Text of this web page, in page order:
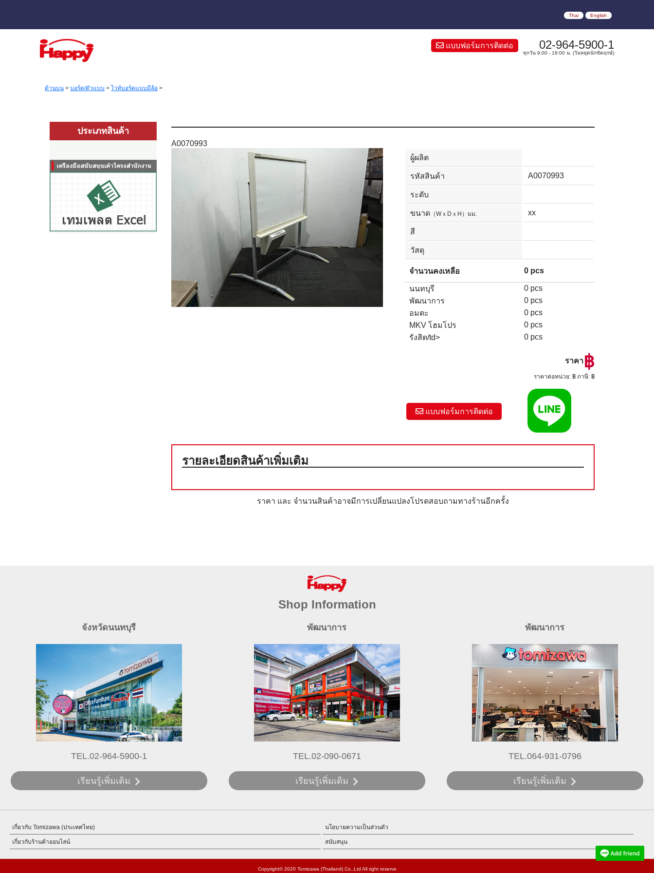
Thai English
แบบฟอร์มการติดต่อ 02-964-5900-1
ทุกวัน 9:00 - 18:00 น. (วันหยุดนักขัตฤกษ์)
ด้านบน > บอร์ด/ตัวแบบ >ไวท์บอร์ดแบบมีล้อ >
A0070993
จำนวนคงเหลือ 0 pcs
นนทบุรี
0 pcs
พัฒนาการ
0 pcs
อมตะ
0 pcs
MKV โฮมโปร
0 pcs
รังสิต/td>
0 pcs
ราคา฿
ราคาต่อหน่วย: ฿ ภาษี: ฿
แบบฟอร์มการติดต่อ
ผู้ผลิต
รหัสสินค้า A0070993
ระดับ
ขนาด（WｘDｘH）มม. xx
สี
วัสดุ
รายละเอียดสินค้าเพิ่มเติม
ราคา และ จำนวนสินค้าอาจมีการเปลี่ยนแปลงโปรดสอบถามทางร้านอีกครั้ง
ประเภทสินค้า
Shop Information
จังหวัดนนทบุรี
TEL.02-964-5900-1
เรียนรู้เพิ่มเติม
พัฒนาการ
TEL.02-090-0671
เรียนรู้เพิ่มเติม
พัฒนาการ
TEL.064-931-0796
เรียนรู้เพิ่มเติม
เกี่ยวกับ Tomizawa (ประเทศไทย) นโยบายความเป็นส่วนตัว
เกี่ยวกับร้านค้าออนไลน์ สนับสนุน
Copyright© 2020 Tomizawa (Thailand) Co.,Ltd All right reserve